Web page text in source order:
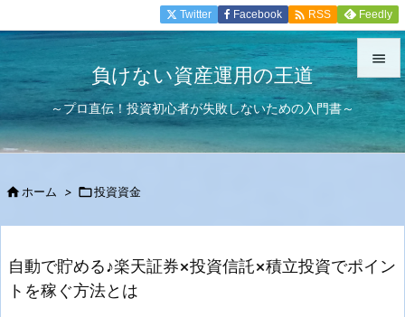
負けない資産運用の王道
～プロ直伝！投資初心者が失敗しないための入門書～


メニュ


Twitter Facebook  RSS Feedly
ホーム > 投資資金
自動で貯める♪楽天証券×投資信託×積立投資でポイン
トを稼ぐ方法とは